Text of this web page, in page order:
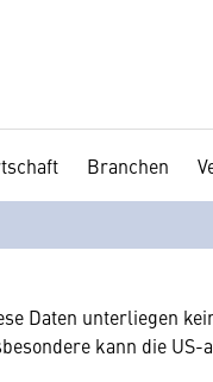
Branchen
benötigen Ihre
Daten unterliegen
kann die